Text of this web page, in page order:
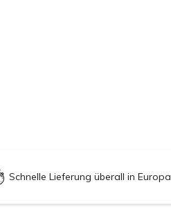
Schnelle Lieferung überall in Europa